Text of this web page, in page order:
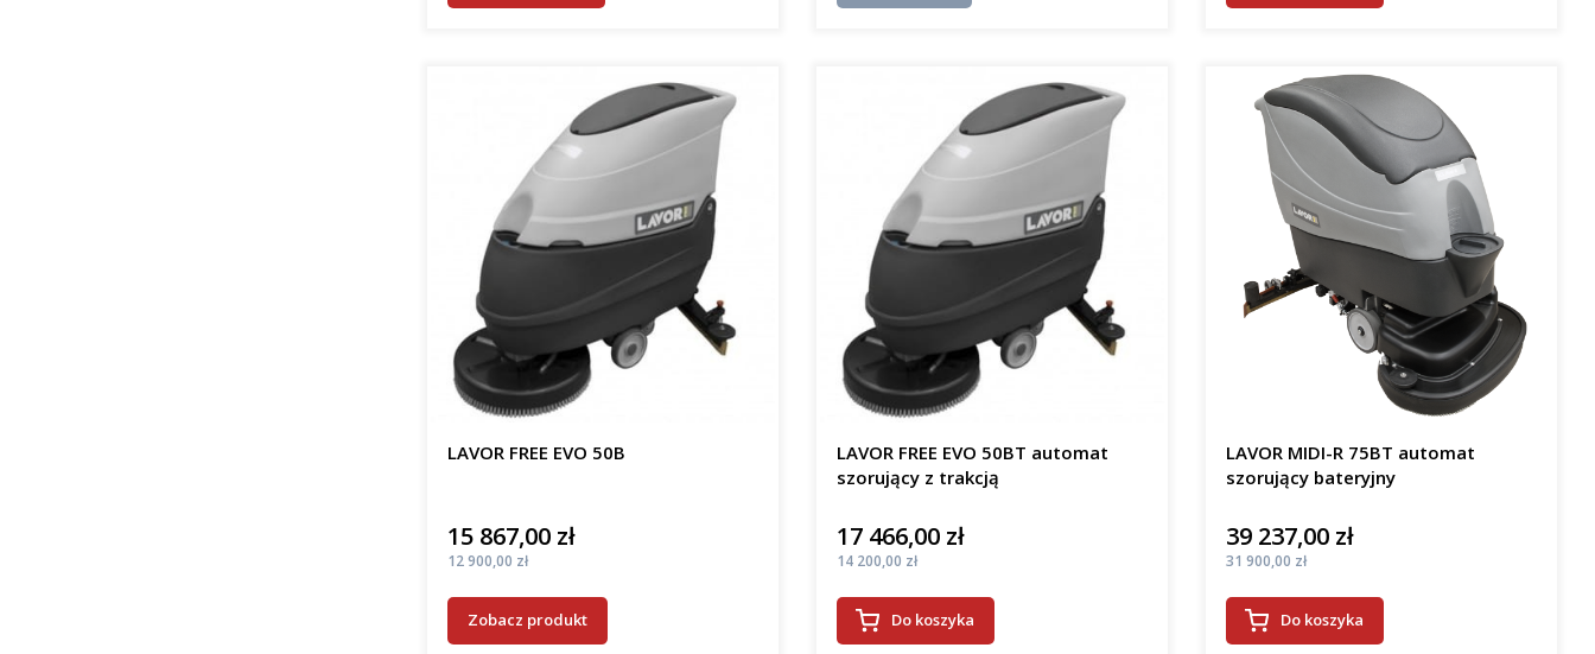
LAVOR FREE EVO 50B
Cena
15 867,00 zł
Cena
12 900,00 zł
Zobacz produkt
LAVOR FREE EVO 50BT automat
szorujący z trakcją
Cena
17 466,00 zł
Cena
14 200,00 zł
Do koszyka
LAVOR MIDI-R 75BT automat
szorujący bateryjny
Cena
39 237,00 zł
Cena
31 900,00 zł
Do koszyka